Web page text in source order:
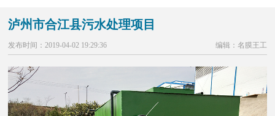
泸州市合江县污水处理项目
发布时间：2019-04-02 19:29:36 编辑：名膜王工